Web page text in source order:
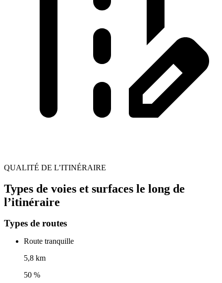
QUALITÉ DE L’ITINÉRAIRE
Types de voies et surfaces le long de
l’itinéraire
Types de routes
Route tranquille
5,8 km
50 %